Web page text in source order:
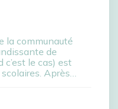
la communauté
de
c’est le cas) est
Après…